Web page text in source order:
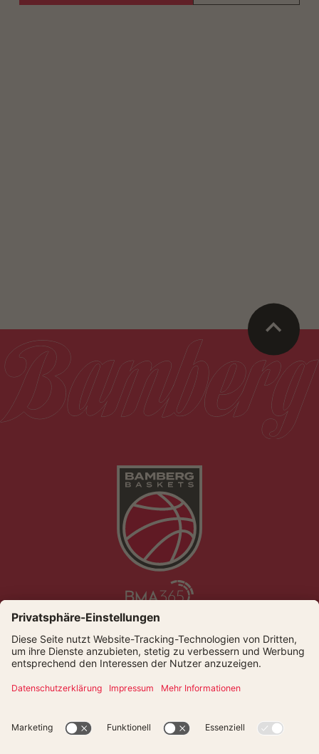
Die Bamberg Baskets live und auf Abruf bei Dyn
© Bamberger Basketball GmbH
Presse
Datenschutz
Newsletter
Cookies